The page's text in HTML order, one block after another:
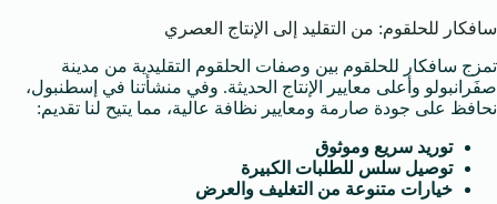
سافكار للحلقوم: من التقليد إلى الإنتاج العصري
تمزج سافكار للحلقوم بين وصفات الحلقوم التقليدية من مدينة
صفَرانبولو وأعلى معايير الإنتاج الحديثة. وفي منشأتنا في إسطنبول،
نحافظ على جودة صارمة ومعايير نظافة عالية، مما يتيح لنا تقديم:
توريد سريع وموثوق
توصيل سلس للطلبات الكبيرة
خيارات متنوعة من التغليف والعرض